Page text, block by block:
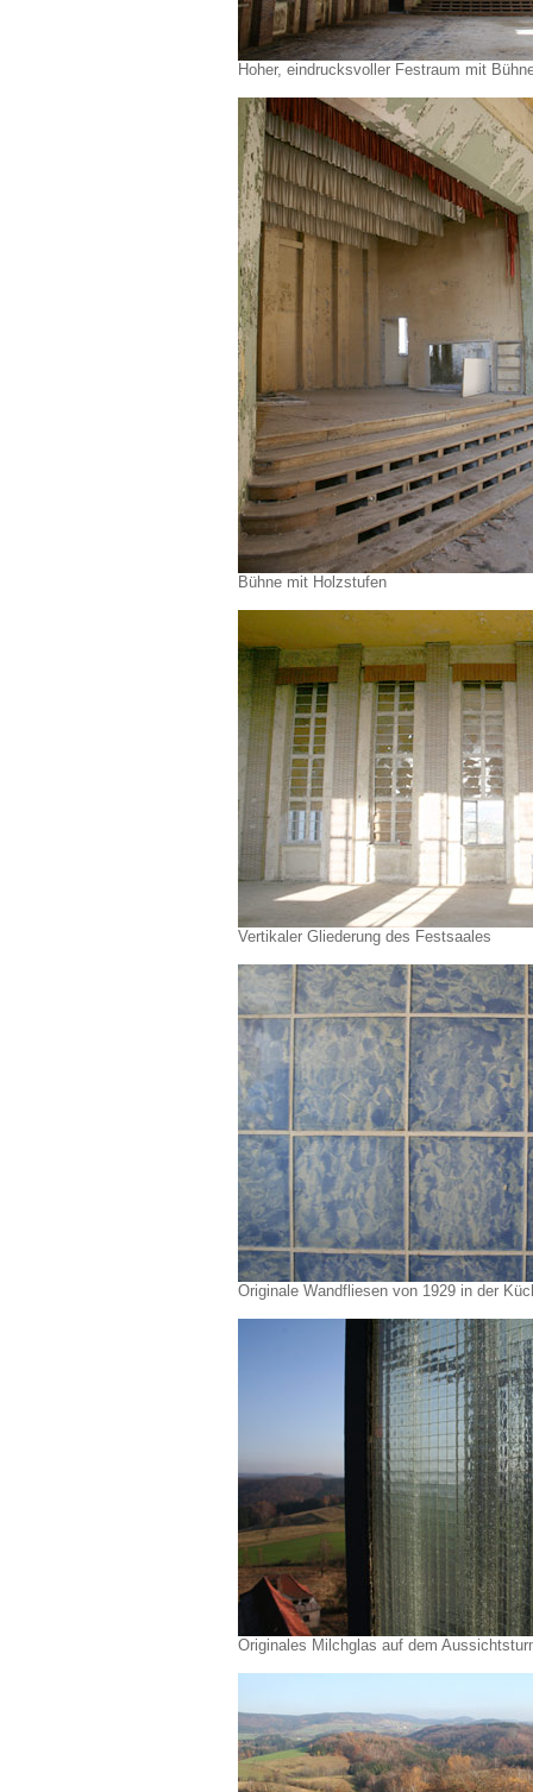
Hoher, eindrucksvoller Festraum mit
Bühne mit Holzstufen
Vertikaler Gliederung des Festsaales
Originale Wandfliesen von 1929 in der
Originales Milchglas auf dem